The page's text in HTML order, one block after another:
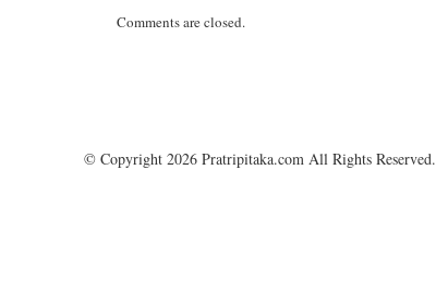
Comments are closed.
© Copyright 2026 Pratripitaka.com All Rights Reserved.